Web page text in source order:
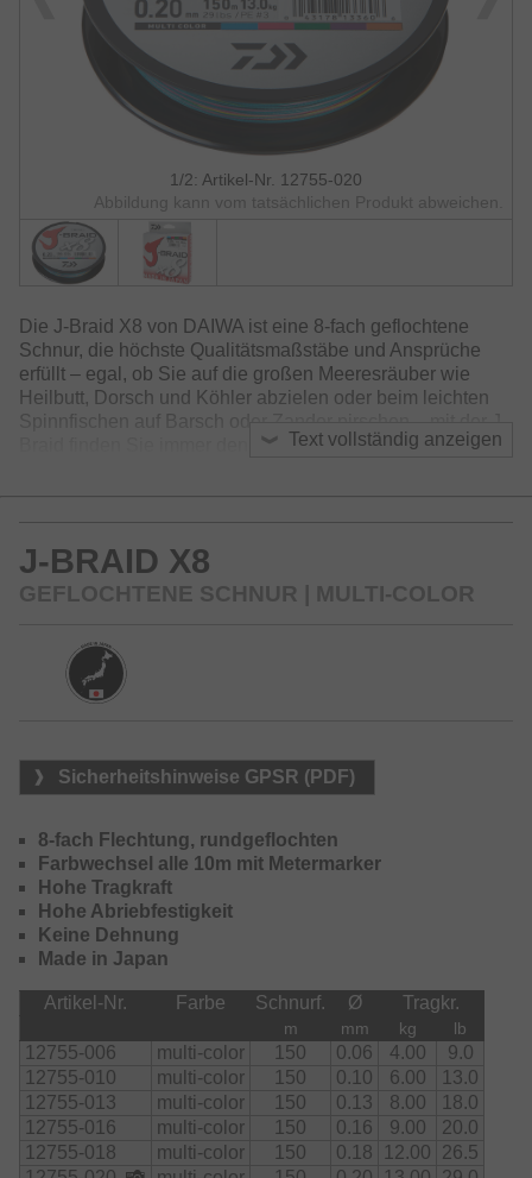
1/2: Artikel-Nr. 12755-020
Abbildung kann vom tatsächlichen Produkt abweichen.
Text vollständig anzeigen
Die J-Braid X8 von DAIWA ist eine 8-fach geflochtene
Schnur, die höchste Qualitätsmaßstäbe und Ansprüche
erfüllt – egal, ob Sie auf die großen Meeresräuber wie
Heilbutt, Dorsch und Köhler abzielen oder beim leichten
Spinnfischen auf Barsch oder Zander pirschen – mit der J-
Braid finden Sie immer den direkten Kontakt zu Ihrem
kompromisslos stark und zuverlässig. Die J-Braid ist dabei
sehr weich und glatt und gleitet geräuschlos durch die
Ringe und Sie können selbst mit leichten Ködern optimale
Unglaubliches Preis-Leistungs-Verhältnis!
J-BRAID X8
GEFLOCHTENE SCHNUR | MULTI-COLOR
Sicherheitshinweise GPSR (PDF)
8-fach Flechtung, rundgeflochten
Farbwechsel alle 10m mit Metermarker
Hohe Tragkraft
Hohe Abriebfestigkeit
Keine Dehnung
Made in Japan
Artikel-Nr. Farbe Schnurf. Ø Tragkr.
m mm kg lb
12755-006 multi-color 150 0.06 4.00
9.0
12755-010
multi-color 150 0.10 6.00
13.0
12755-013
multi-color 150 0.13 8.00
18.0
12755-016
multi-color 150 0.16 9.00
20.0
12755-018
multi-color 150 0.18 12.00
26.5